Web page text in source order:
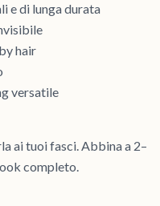
e di lunga durata
hair
versatile
ai tuoi fasci. Abbina a 2–
completo.